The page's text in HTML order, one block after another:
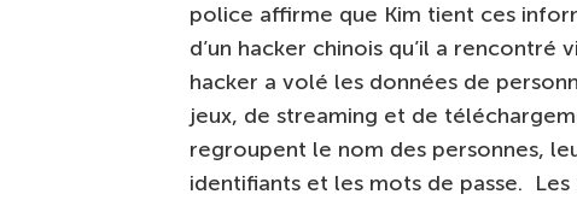
police affirme que Kim tient ces
d’un hacker chinois qu’il a rencontré
hacker a volé les données de
jeux, de streaming et de
regroupent le nom des personnes,
identifiants et les mots de passe.